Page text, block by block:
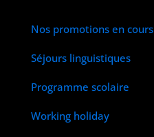
Nos promotions en cours
Séjours linguistiques
Programme scolaire
Working holiday